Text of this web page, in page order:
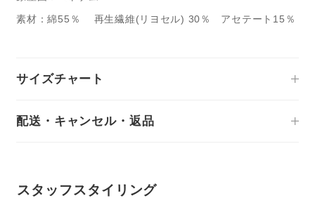
素材：綿55％ 再生繊維(リヨセル) 30％ アセテート15％
サイズチャート
配送・キャンセル・返品
スタッフスタイリング